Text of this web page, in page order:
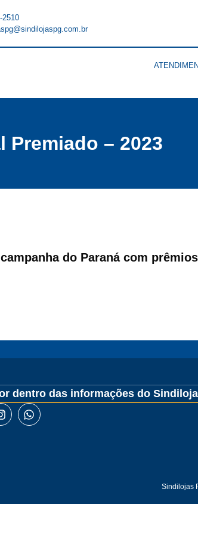
2510
Premiado – 2023
do Paraná com
dentro das informações do
Sindilojas